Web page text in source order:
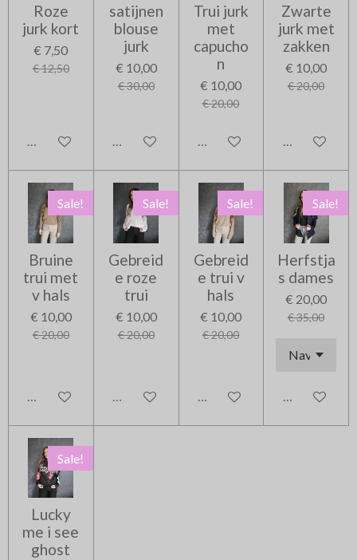
Roze
jurk kort
€ 7,50
€ 12,50
In winkelwagen
satijnen
blouse
jurk
€ 10,00
€ 30,00
In winkelwagen
Trui jurk
met
capucho
n
€ 10,00
€ 20,00
In winkelwagen
Zwarte
jurk met
zakken
€ 10,00
€ 20,00
In
Sale!
Bruine
trui met
v hals
€ 10,00
€ 20,00
In winkelwagen
Sale!
Gebreid
e roze
trui
€ 10,00
€ 20,00
In winkelwagen
Sale!
Gebreid
e trui v
hals
€ 10,00
€ 20,00
In winkelwagen
Sale!
Herfstja
s dames
€ 20,00
€ 35,00
In
Sale!
Lucky
me i see
ghost